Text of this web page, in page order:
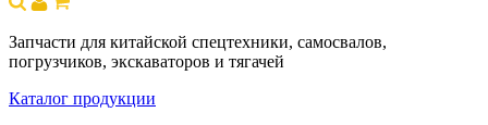
Запчасти для китайской спецтехники, самосвалов,
погрузчиков, экскаваторов и тягачей
Каталог продукции